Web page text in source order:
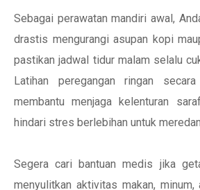
Sebagai perawatan mandiri awal,
drastis mengurangi asupan kopi
pastikan jadwal tidur malam selalu
Latihan peregangan ringan
membantu menjaga kelenturan
hindari stres berlebihan untuk
Segera cari bantuan medis jika
menyulitkan aktivitas makan, minum,